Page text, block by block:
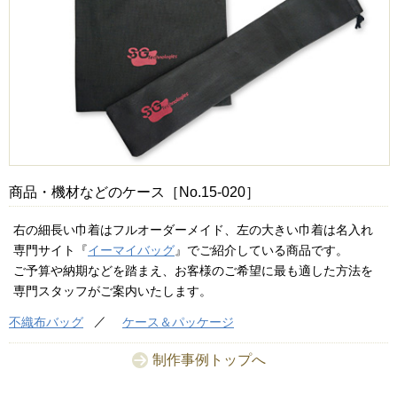
商品・機材などのケース［No.15-020］
右の細長い巾着はフルオーダーメイド、左の大きい巾着は名入れ
専門サイト『イーマイバッグ』でご紹介している商品です。
ご予算や納期などを踏まえ、お客様のご希望に最も適した方法を
専門スタッフがご案内いたします。
不織布バッグ ケース＆パッケージ
制作事例トップへ